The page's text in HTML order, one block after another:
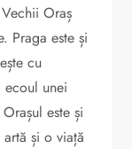
Oraș
Praga este și
cu
ecoul unei
este și
și o viață